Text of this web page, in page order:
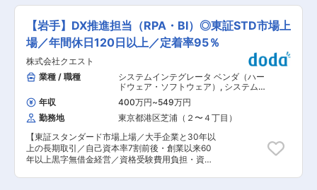
パス： ・入社後1年で、ヘルプデスク基本業務を
一人で実施出来るようになって頂き、入社後3年
を目途にヘルプデスクリーダーとして、プロジェ
クト全体をコントロール頂きたいと考えていま
す。 ■教育体制： ・チームでの業務となります
ので、安心して先輩社員に聞ける環境です。 ・レ
ベル別・スキル別に継続的に研修を実施し、さら
に「人間力」をアップさせる研修も取り入れるな
ど社員教育に注力しております。 ■当社の特徴：
・IBMが日本でのAS/400拡販に際し、アプリケ
ーションの構築を支援する会社として設立しまし
た。その後、AS/400（IBM i）をプラットフォー
ムにしたWebアプリケーションの開発などオープ
しています。また、インフラ技術支援事業へも事
る「スペシャリスト」から、チームを管理する
「プロジェクトマネージャー」、新人を育成する
「教育研修担当」など、多彩なキャリアの道が選
べます。 マネジメントに進むか、プレイヤーに専
念するかはあなた次第です。 【 大手企業案件や
上流フェーズも 】 誰もが知るプライム上場企業
に携わる案件や上流工程から関われる案件も多
数。 要件定義から詳細設計、実装テストまで一気
通貫で手掛けられるため、大きなスキルアップに
つながる経験が積めます。 ■業務内容 一人一人
の希望に合わせて、理想のキャリア形成が可能で
す。 プロジェクト選定をする前には必ず営業担当
とエンジニアのマネージャーとキャリア面談をし
てから、プロジェクトの選定をさせていただきま
すので、ミスマッチが絶対に起こらない体制を敷
いております。 ■プロジェクト例 ※あくまで一例
【岩手】DX推進担当（RPA・BI）◎東証STD市場上
場／年間休日120日以上／定着率95％
株式会社クエスト
業種 / 職種
システムインテグレータ ベンダ（ハー
ドウェア・ソフトウェア） , システムエ
ンジニア（Web・オープン系・パッケ
ージ開発） Webサービス系エンジニア
（フロントエンド・サーバーサイド・
年収 400万円~549万円
勤務地
東京都港区芝浦（２〜４丁目）
【東証スタンダード市場上場／大手企業と30年以
上の長期取引／自己資本率7割前後・創業以来60
年以上黒字無借金経営／資格受験費用負担・資格